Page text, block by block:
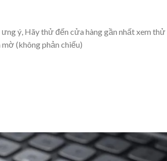
ý, Hãy thử đến cửa hàng gần nhất xem thử
(không phản chiếu)